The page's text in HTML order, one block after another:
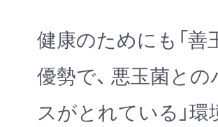
健康のためにも「善
優勢で、 悪玉菌と
スがとれている」環